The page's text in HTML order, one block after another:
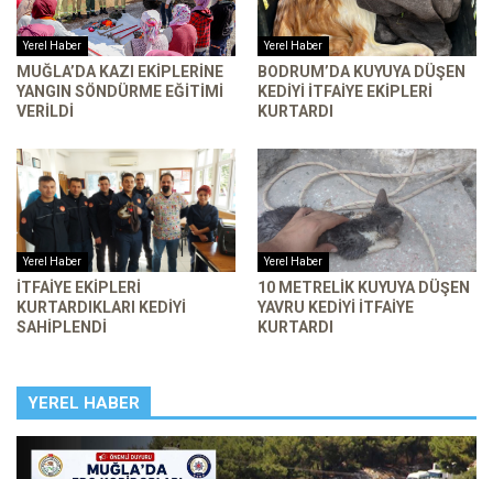
Yerel Haber
MUĞLA’DA KAZI EKIPLERINE
YANGIN SÖNDÜRME EĞITIMI
VERILDI
Yerel Haber
BODRUM’DA KUYUYA DÜŞEN
KEDIYI ITFAIYE EKIPLERI
KURTARDI
Yerel Haber
İTFAIYE EKIPLERI
KURTARDIKLARI KEDIYI
SAHIPLENDI
Yerel Haber
10 METRELIK KUYUYA DÜŞEN
YAVRU KEDIYI ITFAIYE
KURTARDI
YEREL HABER